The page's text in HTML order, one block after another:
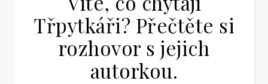
Třpytkáři? Přečtěte si
rozhovor s jejich
autorkou.